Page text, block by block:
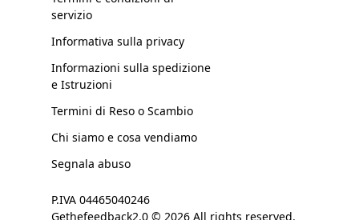
servizio
Informativa sulla privacy
Informazioni sulla spedizione
e Istruzioni
Termini di Reso o Scambio
Chi siamo e cosa vendiamo
Segnala abuso
P.IVA 04465040246
Gethefeedback2.0 © 2026 All rights reserved.